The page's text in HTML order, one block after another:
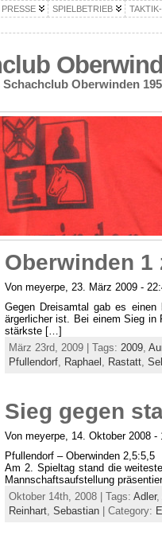
PRESSE SPIELBETRIEB
Oberwinden
Oberwinden
Von meyerpe, 23. März 2009 -
Gegen Dreisamtal gab es
ärgerlicher ist. Bei einem Sieg in
stärkste […]
März 23rd, 2009 | Tags: 2009,
Pfullendorf, Raphael , Rastatt,
Sieg gegen
Von meyerpe, 14. Oktober 2008 -
Pfullendorf – Oberwinden 2,5:5,5
Am 2. Spieltag stand die
Mannschaftsaufstellung
Oktober 14th, 2008 | Tags: Adler,
Reinhart, Sebastian| Category: